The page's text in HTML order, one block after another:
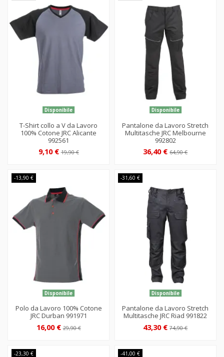
Disponibile
T-Shirt collo a V da Lavoro
100% Cotone JRC Alicante
992561
9,10 €19,90 €
Disponibile
Pantalone da Lavoro Stretch
Multitasche JRC Melbourne
992802
36,40 €64,90 €
-13,90 €
Disponibile
Polo da Lavoro 100% Cotone
JRC Durban 991971
16,00 €29,90 €
-31,60 €
Disponibile
Pantalone da Lavoro Stretch
Multitasche JRC Riad 991822
43,30 €74,90 €
-23,30 € -41,00 €